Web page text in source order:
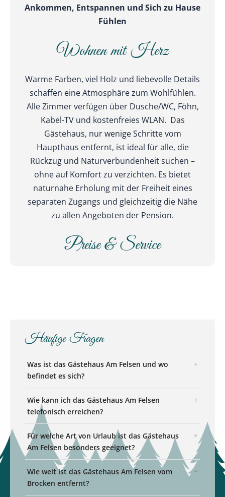
Ankommen, Entspannen und Sich zu Hause
Fühlen
Wohnen mit Herz
Warme Farben, viel Holz und liebevolle Details
schaffen eine Atmosphäre zum Wohlfühlen.
Alle Zimmer verfügen über Dusche/WC, Föhn,
Kabel-TV und kostenfreies WLAN. Das
Gästehaus, nur wenige Schritte vom
Haupthaus entfernt, ist ideal für alle, die
Rückzug und Naturverbundenheit suchen –
ohne auf Komfort zu verzichten. Es bietet
naturnahe Erholung mit der Freiheit eines
separaten Zugangs und gleichzeitig die Nähe
zu allen Angeboten der Pension.
Preise & Service
Häufige Fragen
Was ist das Gästehaus Am Felsen und wo
befindet es sich?
Wie kann ich das Gästehaus Am Felsen
telefonisch erreichen?
Für welche Art von Urlaub ist das Gästehaus
Am Felsen besonders geeignet?
Wie weit ist das Gästehaus Am Felsen vom
Brocken entfernt?